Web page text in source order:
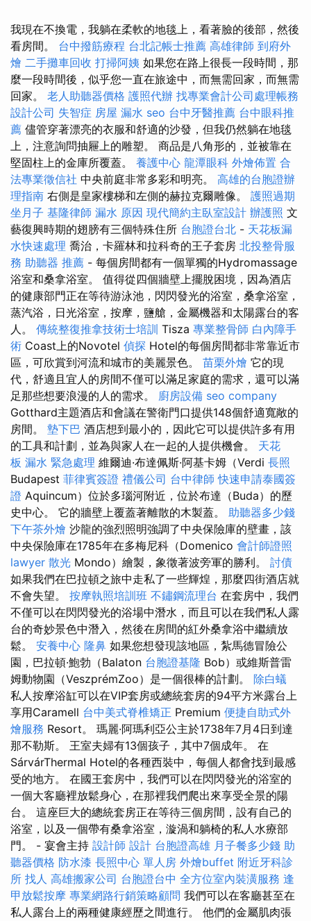
我現在不換電，我躺在柔軟的地毯上，看著臉的後部，然後
看房間。 台中撥筋療程 台北記帳士推薦 高雄律師 到府外
燴 二手攤車回收 打掃阿姨 如果您在路上很長一段時間，那
麼一段時間後，似乎您一直在旅途中，而無需回家，而無需
回家。 老人助聽器價格 護照代辦 找專業會計公司處理帳務
設計公司 失智症 房屋 漏水 seo 台中牙醫推薦 台中眼科推
薦 儘管穿著漂亮的衣服和舒適的沙發，但我仍然躺在地毯
上，注意詢問抽屜上的雕塑。 商品是八角形的，並被靠在
堅固柱上的金庫所覆蓋。 養護中心 龍潭眼科 外燴佈置 合
法專業徵信社 中央前庭非常多彩和明亮。 高雄的台胞證辦
理指南 右側是皇家樓梯和左側的赫拉克爾雕像。 護照過期
坐月子 基隆律師 漏水 原因 現代簡約主臥室設計 辦護照 文
藝復興時期的翅膀有三個特殊住所 台胞證台北 - 天花板漏
水快速處理 喬治，卡羅林和拉科奇的王子套房 北投整骨服
務 助聽器 推薦 - 每個房間都有一個單獨的Hydromassage
浴室和桑拿浴室。 值得從四個牆壁上擺脫困境，因為酒店
的健康部門正在等待游泳池，閃閃發光的浴室，桑拿浴室，
蒸汽浴，日光浴室，按摩，鹽艙，金屬機器和太陽露台的客
人。 傳統整復推拿技術士培訓 Tisza 專業整骨師 白內障手
術 Coast上的Novotel 偵探 Hotel的每個房間都非常靠近市
區，可欣賞到河流和城市的美麗景色。 苗栗外燴 它的現
代，舒適且宜人的房間不僅可以滿足家庭的需求，還可以滿
足那些想要浪漫的人的需求。 廚房設備 seo company
Gotthard主題酒店和會議在警衛門口提供148個舒適寬敞的
房間。 墊下巴 酒店想到最小的，因此它可以提供許多有用
的工具和計劃，並為與家人在一起的人提供機會。 天花
板 漏水 緊急處理 維爾迪·布達佩斯·阿基卡姆（Verdi 長照
Budapest 菲律賓簽證 禮儀公司 台中律師 快速申請泰國簽
證 Aquincum）位於多瑙河附近，位於布達（Buda）的歷
史中心。 它的牆壁上覆蓋著離散的木製蓋。 助聽器多少錢
下午茶外燴 沙龍的強烈照明強調了中央保險庫的壁畫，該
中央保險庫在1785年在多梅尼科（Domenico 會計師證照
lawyer 散光 Mondo）繪製，象徵著波旁軍的勝利。 討債
如果我們在巴拉頓之旅中走私了一些輝煌，那麼四街酒店就
不會失望。 按摩執照培訓班 不鏽鋼流理台 在套房中，我們
不僅可以在閃閃發光的浴場中潛水，而且可以在我們私人露
台的奇妙景色中潛入，然後在房間的紅外桑拿浴中繼續放
鬆。 安養中心 隆鼻 如果您想發現該地區，紮馬德冒險公
園，巴拉頓·鮑勃（Balaton 台胞證基隆 Bob）或維斯普雷
姆動物園（VeszprémZoo）是一個很棒的計劃。 除白蟻
私人按摩浴缸可以在VIP套房或總統套房的94平方米露台上
享用Caramell 台中美式脊椎矯正 Premium 便捷自助式外
燴服務 Resort。 瑪麗·阿瑪利亞公主於1738年7月4日到達
那不勒斯。 王室夫婦有13個孩子，其中7個成年。 在
SárvárThermal Hotel的各種西裝中，每個人都會找到最感
受的地方。 在國王套房中，我們可以在閃閃發光的浴室的
一個大客廳裡放鬆身心，在那裡我們爬出來享受全景的陽
台。 這座巨大的總統套房正在等待三個房間，設有自己的
浴室，以及一個帶有桑拿浴室，漩渦和躺椅的私人水療部
門。 - 宴會主持 設計師 設計 台胞證高雄 月子餐多少錢 助
聽器價格 防水漆 長照中心 單人房 外燴buffet 附近牙科診
所 找人 高雄搬家公司 台胞證台中 全方位室內裝潢服務 逢
甲放鬆按摩 專業網路行銷策略顧問 我們可以在客廳甚至在
私人露台上的兩種健康經歷之間進行。 他們的金屬肌肉張